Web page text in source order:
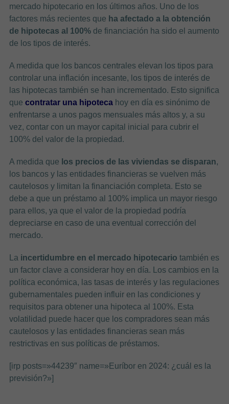
mercado hipotecario en los últimos años. Uno de los
factores más recientes que ha afectado a la obtención
de hipotecas al 100%de financiación ha sido el aumento
de los tipos de interés.
A medida que los bancos centrales elevan los tipos para
controlar una inflación incesante, los tipos de interés de
las hipotecas también se han incrementado. Esto significa
que contratar una hipotecahoy en día es sinónimo de
enfrentarse a unos pagos mensuales más altos y, a su
vez, contar con un mayor capital inicial para cubrir el
100% del valor de la propiedad.
A medida que los precios de las viviendas se disparan,
los bancos y las entidades financieras se vuelven más
cautelosos y limitan la financiación completa. Esto se
debe a que un préstamo al 100% implica un mayor riesgo
para ellos, ya que el valor de la propiedad podría
depreciarse en caso de una eventual corrección del
mercado.
La incertidumbre en el mercado hipotecario también es
un factor clave a considerar hoy en día. Los cambios en la
política económica, las tasas de interés y las regulaciones
gubernamentales pueden influir en las condiciones y
requisitos para obtener una hipoteca al 100%. Esta
volatilidad puede hacer que los compradores sean más
cautelosos y las entidades financieras sean más
restrictivas en sus políticas de préstamos.
[irp posts=»44239″ name=»Euríbor en 2024: ¿cuál es la
previsión?»]